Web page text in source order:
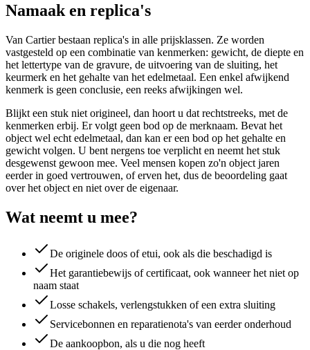
Namaak en replica's
Van Cartier bestaan replica's in alle prijsklassen. Ze worden
vastgesteld op een combinatie van kenmerken: gewicht, de diepte en
het lettertype van de gravure, de uitvoering van de sluiting, het
keurmerk en het gehalte van het edelmetaal. Een enkel afwijkend
kenmerk is geen conclusie, een reeks afwijkingen wel.
Blijkt een stuk niet origineel, dan hoort u dat rechtstreeks, met de
kenmerken erbij. Er volgt geen bod op de merknaam. Bevat het
object wel echt edelmetaal, dan kan er een bod op het gehalte en
gewicht volgen. U bent nergens toe verplicht en neemt het stuk
desgewenst gewoon mee. Veel mensen kopen zo'n object jaren
eerder in goed vertrouwen, of erven het, dus de beoordeling gaat
over het object en niet over de eigenaar.
Wat neemt u mee?
De originele doos of etui, ook als die beschadigd is
Het garantiebewijs of certificaat, ook wanneer het niet op
naam staat
Losse schakels, verlengstukken of een extra sluiting
Servicebonnen en reparatienota's van eerder onderhoud
De aankoopbon, als u die nog heeft